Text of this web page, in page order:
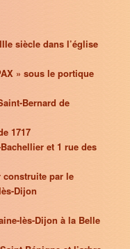
siècle dans l’église
» sous le portique
Bernard de
1717
et 1 rue des
construite par le
Dijon
lès-Dijon à la Belle